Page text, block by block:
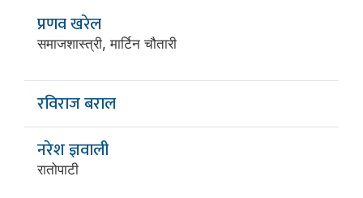
प्रणव खरेल
समाजशास्त्री, मार्टिन चौतारी
रविराज बराल
नरेश ज्ञवाली
रातोपाटी